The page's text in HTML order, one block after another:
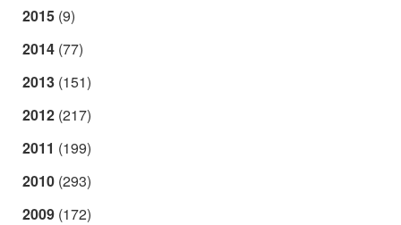
2015 (9)
2014 (77)
2013 (151)
2012 (217)
2011 (199)
2010 (293)
2009 (172)